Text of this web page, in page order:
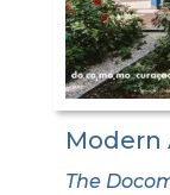
Modern
The